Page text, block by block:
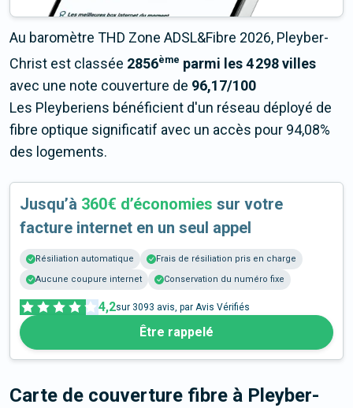
Au baromètre THD Zone ADSL&Fibre 2026, Pleyber-
Christ est classée 2856ème parmi les 4 298 villes
avec une note couverture de 96,17/100
Les Pleyberiens bénéficient d'un réseau déployé de
fibre optique significatif avec un accès pour 94,08%
des logements.
Jusqu’à 360€ d’économies sur votre
facture internet en un seul appel
Résiliation automatique
Frais de résiliation pris en charge
Aucune coupure internet
Conservation du numéro fixe
4,2sur 3093 avis, par Avis Vérifiés
Être rappelé
Carte de couverture fibre à Pleyber-